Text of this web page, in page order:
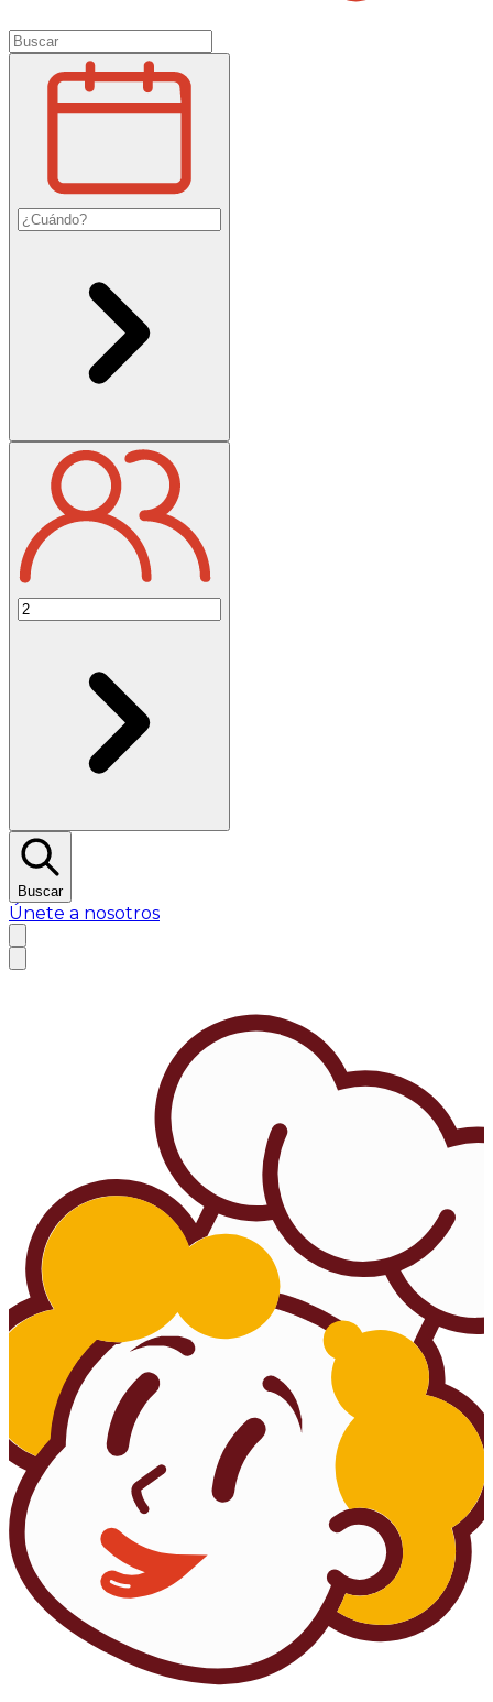
Buscar
Únete a nosotros